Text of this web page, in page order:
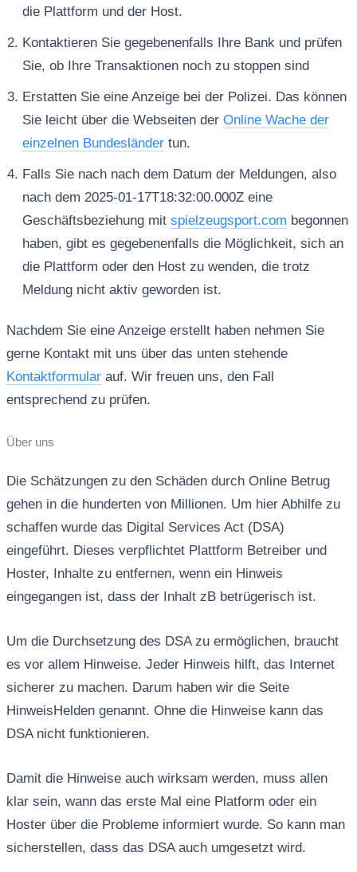
die Plattform und der Host.
Kontaktieren Sie gegebenenfalls Ihre Bank und prüfen
Sie, ob Ihre Transaktionen noch zu stoppen sind
Erstatten Sie eine Anzeige bei der Polizei. Das können
Sie leicht über die Webseiten der Online Wache der
einzelnen Bundesländertun.
Falls Sie nach nach dem Datum der Meldungen, also
nach dem 2025-01-17T18:32:00.000Z eine
Geschäftsbeziehung mit spielzeugsport.com begonnen
haben, gibt es gegebenenfalls die Möglichkeit, sich an
die Plattform oder den Host zu wenden, die trotz
Meldung nicht aktiv geworden ist.
Nachdem Sie eine Anzeige erstellt haben nehmen Sie
gerne Kontakt mit uns über das unten stehende
Kontaktformularauf. Wir freuen uns, den Fall
entsprechend zu prüfen.
Über uns
Die Schätzungen zu den Schäden durch Online Betrug
gehen in die hunderten von Millionen. Um hier Abhilfe zu
schaffen wurde das Digital Services Act (DSA)
eingeführt. Dieses verpflichtet Plattform Betreiber und
Hoster, Inhalte zu entfernen, wenn ein Hinweis
eingegangen ist, dass der Inhalt zB betrügerisch ist.
Um die Durchsetzung des DSA zu ermöglichen, braucht
es vor allem Hinweise. Jeder Hinweis hilft, das Internet
sicherer zu machen. Darum haben wir die Seite
HinweisHelden genannt. Ohne die Hinweise kann das
DSA nicht funktionieren.
Damit die Hinweise auch wirksam werden, muss allen
klar sein, wann das erste Mal eine Platform oder ein
Hoster über die Probleme informiert wurde. So kann man
sicherstellen, dass das DSA auch umgesetzt wird.